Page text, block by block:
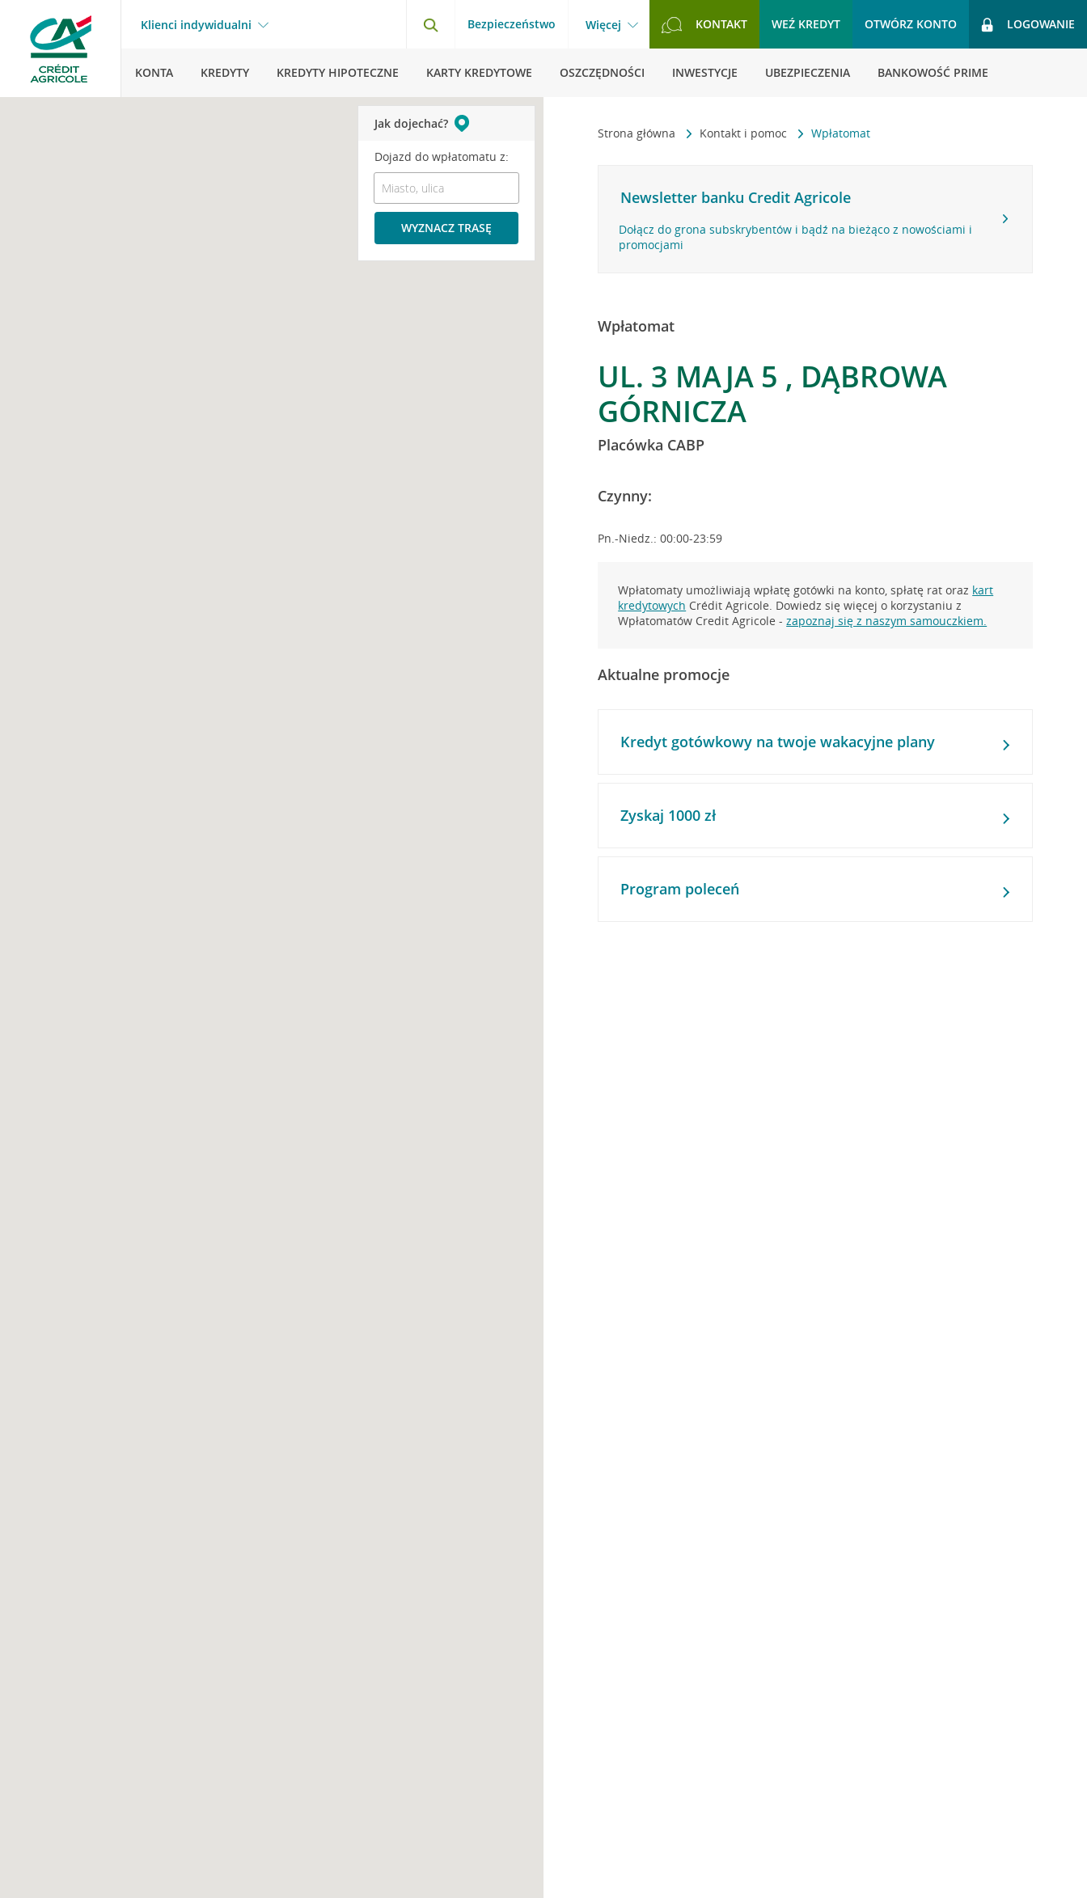
Klienci indywidualni Bezpieczeństwo Więcej KONTAKT WEŹ KREDYT OTWÓRZ KONTO LOGOWANIE
KONTA KREDYTY KREDYTY HIPOTECZNE KARTY KREDYTOWE OSZCZĘDNOŚCI INWESTYCJE UBEZPIECZENIA BANKOWOŚĆ PRIME
Strona główna Kontakt i pomoc Wpłatomat
Newsletter banku Credit Agricole
Dołącz do grona subskrybentów i bądź na bieżąco z nowościami i
promocjami
Wpłatomat
UL. 3 MAJA 5 , DĄBROWA
GÓRNICZA
Placówka CABP
Czynny:
Pn.-Niedz.: 00:00-23:59
Wpłatomaty umożliwiają wpłatę gotówki na konto, spłatę rat oraz kart
kredytowych Crédit Agricole. Dowiedz się więcej o korzystaniu z
Wpłatomatów Credit Agricole -zapoznaj się z naszym samouczkiem.
Aktualne promocje
Kredyt gotówkowy na twoje wakacyjne plany
Zyskaj 1000 zł
Program poleceń
Jak dojechać?
Dojazd do wpłatomatu z:
WYZNACZ TRASĘ